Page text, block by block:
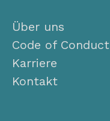
Über uns
Code of Conduct
Karriere
Kontakt